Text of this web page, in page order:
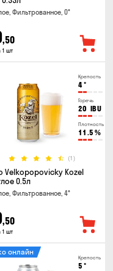
Фильтрованное, 0°
,50
1 шт
Крепость
4°
Горечь
20 IBU
Плотность
11.5 %
(1)
Velkopopovicky Kozel
0.5л
Фильтрованное, 4°
,50
1 шт
Крепость
5 °
онлайн